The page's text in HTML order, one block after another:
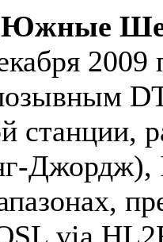
2009
станции,
Джордж),